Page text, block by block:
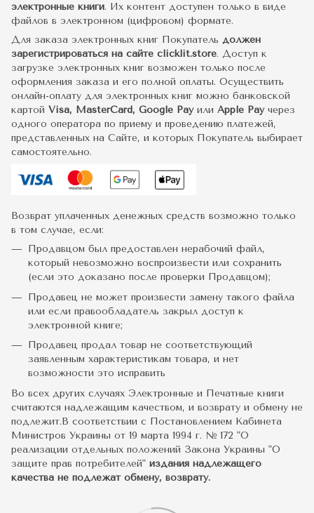
электронные книги. Их контент доступен только в виде
файлов в электронном (цифровом) формате.
Для заказа электронных книг Покупатель должен
зарегистрироваться на сайте clicklit.store. Доступ к
загрузке электронных книг возможен только после
оформления заказа и его полной оплаты. Осуществить
онлайн-оплату для электронных книг можно банковской
картой Visa, MasterCard, Google Pay или Apple Payчерез
одного оператора по приему и проведению платежей,
представленных на Сайте, и которых Покупатель выбирает
самостоятельно.
Возврат уплаченных денежных средств возможно только
в том случае, если:
Продавцом был предоставлен нерабочий файл,
который невозможно воспроизвести или сохранить
(если это доказано после проверки Продавцом);
Продавец не может произвести замену такого файла
или если правообладатель закрыл доступ к
электронной книге;
Продавец продал товар не соответствующий
заявленным характеристикам товара, и нет
возможности это исправить
Во всех других случаях Электронные и Печатные книги
считаются надлежащим качеством, и возврату и обмену не
подлежит.В соответствии с Постановлением Кабинета
Министров Украины от 19 марта 1994 г. № 172 "О
реализации отдельных положений Закона Украины "О
защите прав потребителей" издания надлежащего
качества не подлежат обмену, возврату.